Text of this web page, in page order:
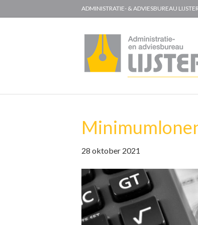
ADMINISTRATIE- & ADVIESBUREAU
28 oktober 2021